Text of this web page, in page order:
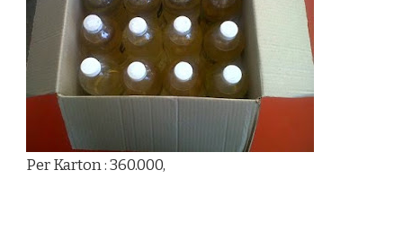
Per Karton : 360.000,